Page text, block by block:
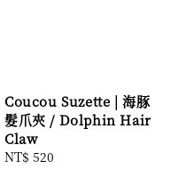
Coucou Suzette | 海豚
髮爪夾 / Dolphin Hair
Claw
Regular
NT$ 520